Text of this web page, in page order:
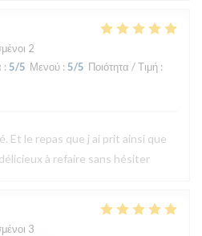
2
: 5/5 Μενού : 5/5 Ποιότητα / Τιμή :
Et le repas que j ai prit ainsi que
à refaire sans hésiter
3